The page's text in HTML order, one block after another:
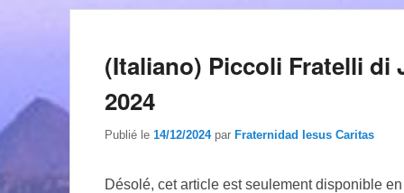
(Italiano) Piccoli Fratelli di
2024
Publié le 14/12/2024 par Fraternidad Iesus Caritas
Désolé, cet article est seulement disponible en